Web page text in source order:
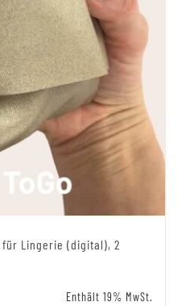
für Lingerie (digital), 2
Enthält 19% MwSt.